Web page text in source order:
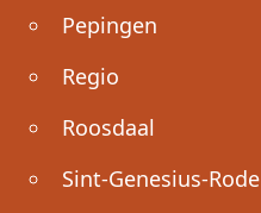
Pepingen
Regio
Roosdaal
Sint-Genesius-Rode